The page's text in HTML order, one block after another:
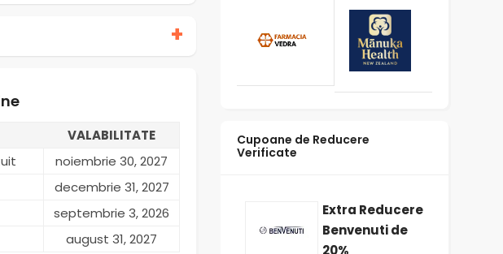
VALABILITATE
noiembrie 30, 2027
decembrie 31, 2027
septembrie 3, 2026
august 31, 2027
Cupoane de Reducere
Verificate
Extra Reducere
Benvenuti de
20%